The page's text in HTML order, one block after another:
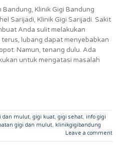
Klinik Gigi Bandung
Sarijadi, Klinik Gigi Sarijadi. Sakit
Anda sulit melakukan
lubang dapat menyebabkan
Namun, tenang dulu. Ada
untuk mengatasi masalah
dan mulut, gigi kuat, gigi sehat, info gigi
gigi dan mulut, klinikgigibandung
Leave a comment